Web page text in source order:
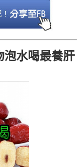
泡水喝最養肝